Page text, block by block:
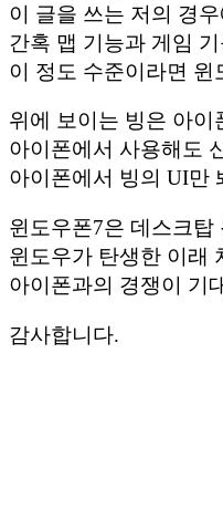
이 글을 쓰는 저의 경
간혹 맵 기능과 게임
이 정도 수준이라면
위에 보이는 빙은 아
아이폰에서 사용해도
아이폰에서 빙의 UI만
윈도우폰7은 데스크탑
윈도우가 탄생한 이래
아이폰과의 경쟁이 기
감사합니다.